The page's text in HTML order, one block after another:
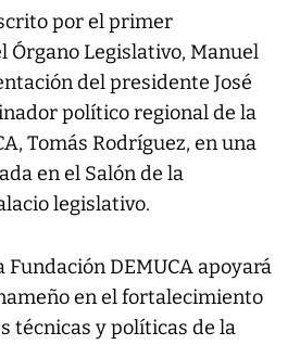
por el primer
Órgano Legislativo, Manuel
del presidente José
político regional de la
Tomás Rodríguez, en una
en el Salón de la
legislativo.
Fundación DEMUCA apoyará
en el fortalecimiento
técnicas y políticas de la